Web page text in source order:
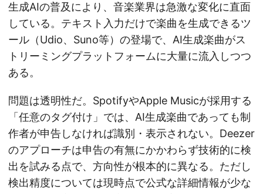
生成AIの普及により、音楽業界は急激な変化に直面
している。テキスト入力だけで楽曲を生成できるツ
ール（Udio、Suno等）の登場で、AI生成楽曲がス
トリーミングプラットフォームに大量に流入しつつ
ある。
問題は透明性だ。SpotifyやApple Musicが採用する
「任意のタグ付け」では、AI生成楽曲であっても制
作者が申告しなければ識別・表示されない。Deezer
のアプローチは申告の有無にかかわらず技術的に検
出を試みる点で、方向性が根本的に異なる。ただし
検出精度については現時点で公式な詳細情報が少な